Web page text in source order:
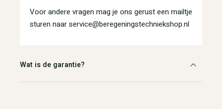
Voor andere vragen mag je ons gerust een mailtje
sturen naar service@beregeningstechniekshop.nl
Wat is de garantie?